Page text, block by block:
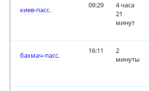
киев-пасс.
09:29
4 часа
21
минут
бахмач-пасс.
16:11
2
минуты